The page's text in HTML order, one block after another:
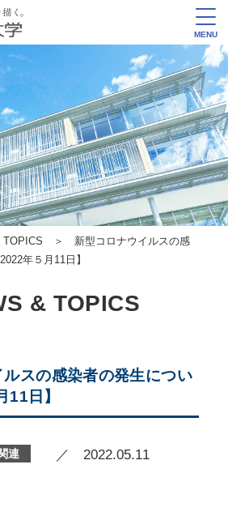
MENU
TOPICS ＞ 新型コロナウイルスの感
年５月11日】
& TOPICS
スの感染者の発生につい
11日】
連 ／ 2022.05.11